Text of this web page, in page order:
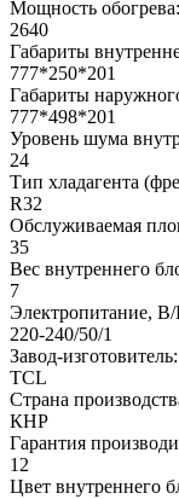
Мощность обогрева:
2640
Габариты
777*250*201
Габариты
777*498*201
Уровень шума
24
Тип хладагента
R32
Обслуживаемая
35
Вес внутреннего
7
Электропитание,
220-240/50/1
Завод-изготовитель:
TCL
Страна
КНР
Гарантия
12
Цвет внутреннего